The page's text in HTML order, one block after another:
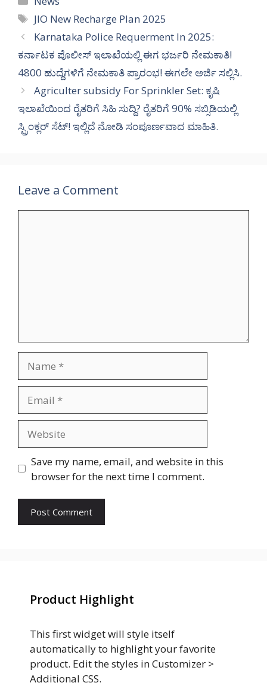
Tags
JIO New Recharge Plan 2025
Karnataka Police Requerment In 2025:
ಕರ್ನಾಟಕ ಪೊಲೀಸ್ ಇಲಾಖೆಯಲ್ಲಿ ಈಗ ಭರ್ಜರಿ ನೇಮಕಾತಿ!
4800 ಹುದ್ದೆಗಳಿಗೆ ನೇಮಕಾತಿ ಪ್ರಾರಂಭ! ಈಗಲೇ ಅರ್ಜಿ ಸಲ್ಲಿಸಿ.
Agriculter subsidy For Sprinkler Set: ಕೃಷಿ
ಇಲಾಖೆಯಿಂದ ರೈತರಿಗೆ ಸಿಹಿ ಸುದ್ದಿ? ರೈತರಿಗೆ 90% ಸಬ್ಸಿಡಿಯಲ್ಲಿ
ಸ್ಪ್ರಿಂಕ್ಲರ್ ಸೆಟ್! ಇಲ್ಲಿದೆ ನೋಡಿ ಸಂಪೂರ್ಣವಾದ ಮಾಹಿತಿ.
Leave a Comment
Save my name, email, and website in this
browser for the next time I comment.
Product Highlight
This first widget will style itself
automatically to highlight your favorite
product. Edit the styles in Customizer >
Additional CSS.